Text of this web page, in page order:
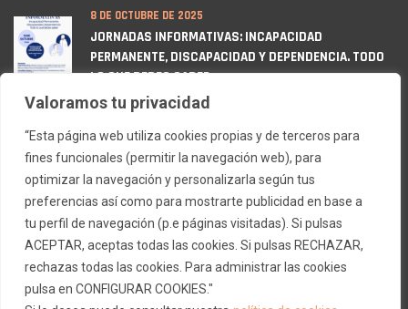
Valoramos tu privacidad
“Esta página web utiliza cookies propias y de terceros para
fines funcionales (permitir la navegación web), para
optimizar la navegación y personalizarla según tus
preferencias así como para mostrarte publicidad en base a
tu perfil de navegación (p.e páginas visitadas). Si pulsas
ACEPTAR, aceptas todas las cookies. Si pulsas RECHAZAR,
rechazas todas las cookies. Para administrar las cookies
pulsa en CONFIGURAR COOKIES."
8 DE OCTUBRE DE 2025
JORNADAS INFORMATIVAS: INCAPACIDAD
PERMANENTE, DISCAPACIDAD Y DEPENDENCIA. TODO
LO QUE DEBES SABER
RENOVACIÓN DE SELLO FUNDACIÓN LEALTAD
JORNADAS INFORMATIVAS ESCLEROSIS MÚLTIPLE